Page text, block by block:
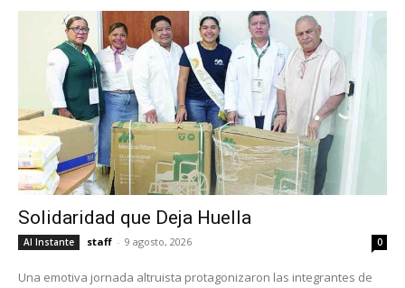
Solidaridad que Deja Huella
Al Instante staff - 9 agosto, 2026 0
Una emotiva jornada altruista protagonizaron las integrantes de